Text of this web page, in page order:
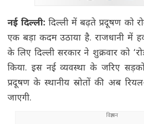
नई दिल्ली:दिल्ली में बढ़ते प्रदूषण को
एक बड़ा कदम उठाया है. राजधानी में
के लिए दिल्ली सरकार ने शुक्रवार को
किया. इस नई व्यवस्था के जरिए
प्रदूषण के स्थानीय स्रोतों की अब
जाएगी.